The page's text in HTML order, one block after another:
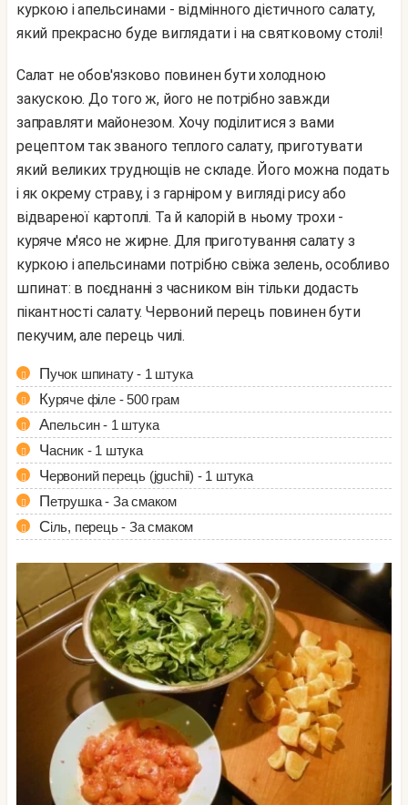
куркою і апельсинами - відмінного дієтичного салату,
який прекрасно буде виглядати і на святковому столі!
Салат не обов'язково повинен бути холодною
закускою. До того ж, його не потрібно завжди
заправляти майонезом. Хочу поділитися з вами
рецептом так званого теплого салату, приготувати
який великих труднощів не складе. Його можна подать
і як окрему страву, і з гарніром у вигляді рису або
відвареної картоплі. Та й калорій в ньому трохи -
куряче м'ясо не жирне. Для приготування салату з
куркою і апельсинами потрібно свіжа зелень, особливо
шпинат: в поєднанні з часником він тільки додасть
пікантності салату. Червоний перець повинен бути
пекучим, але перець чилі.
Пучок шпинату - 1 штука
Куряче філе - 500 грам
Апельсин - 1 штука
Часник - 1 штука
Червоний перець (jguchii) - 1 штука
Петрушка - За смаком
Сіль, перець - За смаком